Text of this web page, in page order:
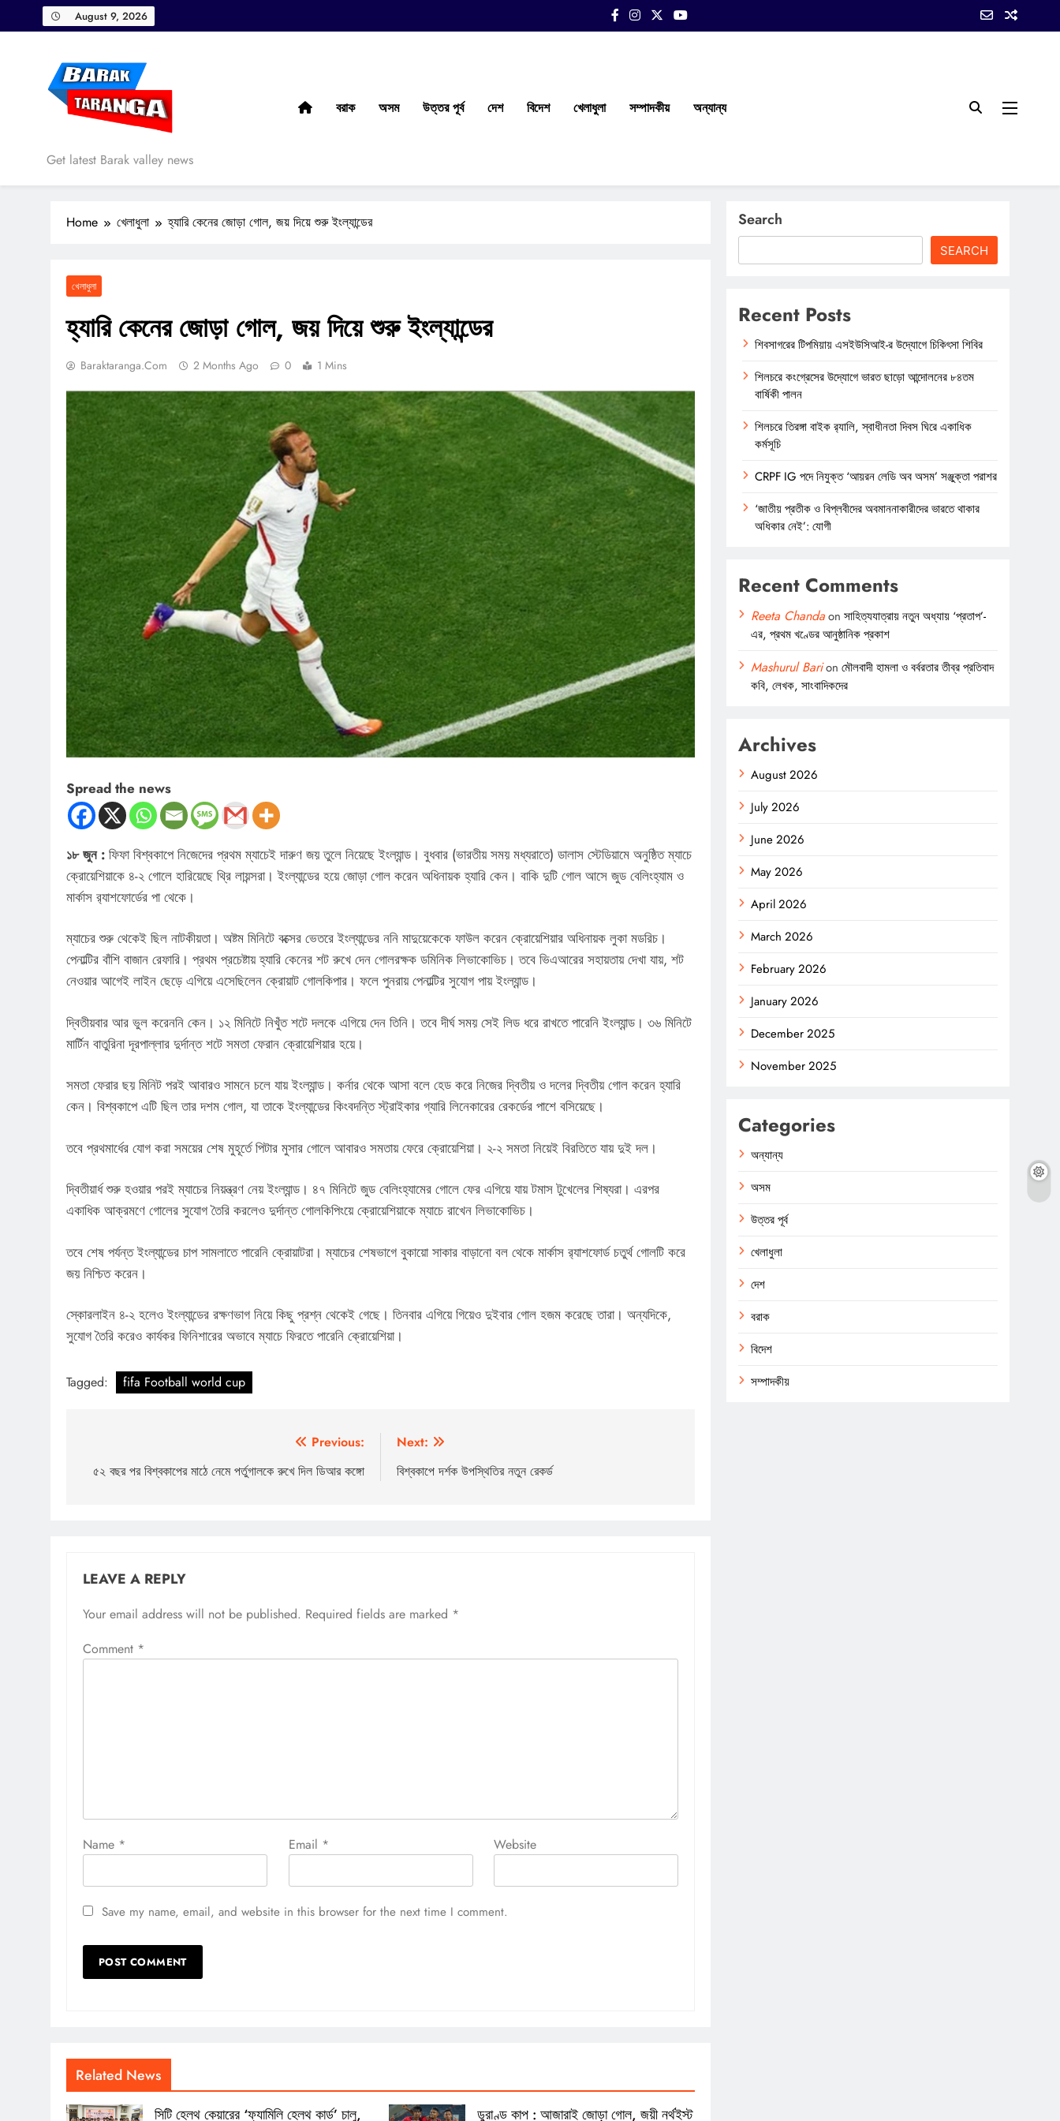
to
August 9, 2026
Barak Taranga
Get latest Barak valley news
বরাক অসম উত্তর পূর্ব দেশ বিদেশ খেলাধুলা সম্পাদকীয় অন্যান্য
Home খেলাধুলা হ্যারি কেনের জোড়া গোল, জয় দিয়ে শুরু ইংল্যান্ডের
খেলাধুলা
হ্যারি কেনের জোড়া গোল, জয় দিয়ে শুরু ইংল্যান্ডের
Baraktaranga.com 2 Months Ago 0 1 Mins
Spread the news
১৮ জুন : ফিফা বিশ্বকাপে নিজেদের প্রথম ম্যাচেই দারুণ জয় তুলে নিয়েছে ইংল্যান্ড। বুধবার (ভারতীয় সময় মধ্যরাতে) ডালাস স্টেডিয়ামে অনুষ্ঠিত ম্যাচে
ক্রোয়েশিয়াকে ৪-২ গোলে হারিয়েছে থ্রি লায়ন্সরা। ইংল্যান্ডের হয়ে জোড়া গোল করেন অধিনায়ক হ্যারি কেন। বাকি দুটি গোল আসে জুড বেলিংহ্যাম ও
মার্কাস র‍্যাশফোর্ডের পা থেকে।
ম্যাচের শুরু থেকেই ছিল নাটকীয়তা। অষ্টম মিনিটে বক্সের ভেতরে ইংল্যান্ডের ননি মাদুয়েকেকে ফাউল করেন ক্রোয়েশিয়ার অধিনায়ক লুকা মডরিচ।
পেনাল্টির বাঁশি বাজান রেফারি। প্রথম প্রচেষ্টায় হ্যারি কেনের শট রুখে দেন গোলরক্ষক ডমিনিক লিভাকোভিচ। তবে ভিএআরের সহায়তায় দেখা যায়, শট
নেওয়ার আগেই লাইন ছেড়ে এগিয়ে এসেছিলেন ক্রোয়াট গোলকিপার। ফলে পুনরায় পেনাল্টির সুযোগ পায় ইংল্যান্ড।
দ্বিতীয়বার আর ভুল করেননি কেন। ১২ মিনিটে নিখুঁত শটে দলকে এগিয়ে দেন তিনি। তবে দীর্ঘ সময় সেই লিড ধরে রাখতে পারেনি ইংল্যান্ড। ৩৬ মিনিটে
মার্টিন বাতুরিনা দূরপাল্লার দুর্দান্ত শটে সমতা ফেরান ক্রোয়েশিয়ার হয়ে।
সমতা ফেরার ছয় মিনিট পরই আবারও সামনে চলে যায় ইংল্যান্ড। কর্নার থেকে আসা বলে হেড করে নিজের দ্বিতীয় ও দলের দ্বিতীয় গোল করেন হ্যারি
কেন। বিশ্বকাপে এটি ছিল তার দশম গোল, যা তাকে ইংল্যান্ডের কিংবদন্তি স্ট্রাইকার গ্যারি লিনেকারের রেকর্ডের পাশে বসিয়েছে।
তবে প্রথমার্ধের যোগ করা সময়ের শেষ মুহূর্তে পিটার মুসার গোলে আবারও সমতায় ফেরে ক্রোয়েশিয়া। ২-২ সমতা নিয়েই বিরতিতে যায় দুই দল।
দ্বিতীয়ার্ধ শুরু হওয়ার পরই ম্যাচের নিয়ন্ত্রণ নেয় ইংল্যান্ড। ৪৭ মিনিটে জুড বেলিংহ্যামের গোলে ফের এগিয়ে যায় টমাস টুখেলের শিষ্যরা। এরপর
একাধিক আক্রমণে গোলের সুযোগ তৈরি করলেও দুর্দান্ত গোলকিপিংয়ে ক্রোয়েশিয়াকে ম্যাচে রাখেন লিভাকোভিচ।
তবে শেষ পর্যন্ত ইংল্যান্ডের চাপ সামলাতে পারেনি ক্রোয়াটরা। ম্যাচের শেষভাগে বুকায়ো সাকার বাড়ানো বল থেকে মার্কাস র‍্যাশফোর্ড চতুর্থ গোলটি করে
জয় নিশ্চিত করেন।
স্কোরলাইন ৪-২ হলেও ইংল্যান্ডের রক্ষণভাগ নিয়ে কিছু প্রশ্ন থেকেই গেছে। তিনবার এগিয়ে গিয়েও দুইবার গোল হজম করেছে তারা। অন্যদিকে,
সুযোগ তৈরি করেও কার্যকর ফিনিশারের অভাবে ম্যাচে ফিরতে পারেনি ক্রোয়েশিয়া।
Tagged: fifa Football world cup
navigation
Previous:
৫২ বছর পর বিশ্বকাপের মাঠে নেমে পর্তুগালকে রুখে দিল ডিআর কঙ্গো
Next:
বিশ্বকাপে দর্শক উপস্থিতির নতুন রেকর্ড
LEAVE A REPLY
Your email address will not be published. Required fields are marked *
Comment *
Name * Email * Website
Save my name, email, and website in this browser for the next time I comment.
Related News
সিটি হেলথ কেয়ারের ‘ফ্যামিলি হেলথ কার্ড’ চালু,
ডুরাণ্ড কাপ : আজারাই জোড়া গোল, জয়ী নর্থইস্ট
Search
SEARCH
Recent Posts
শিবসাগরের টিপমিয়ায় এসইউসিআই-র উদ্যোগে চিকিৎসা শিবির
শিলচরে কংগ্রেসের উদ্যোগে ভারত ছাড়ো আন্দোলনের ৮৪তম
বার্ষিকী পালন
শিলচরে তিরঙ্গা বাইক র‍্যালি, স্বাধীনতা দিবস ঘিরে একাধিক
কর্মসূচি
CRPF IG পদে নিযুক্ত ‘আয়রন লেডি অব অসম’ সঞ্জুক্তা পরাশর
‘জাতীয় প্রতীক ও বিপ্লবীদের অবমাননাকারীদের ভারতে থাকার
অধিকার নেই’: যোগী
Recent Comments
Reeta Chandaonসাহিত্যযাত্রায় নতুন অধ্যায় ‘প্রতাপ’-
এর, প্রথম খণ্ডের আনুষ্ঠানিক প্রকাশ
Mashurul Barionমৌলবাদী হামলা ও বর্বরতার তীব্র প্রতিবাদ
কবি, লেখক, সাংবাদিকদের
Archives
August 2026
July 2026
June 2026
May 2026
April 2026
March 2026
February 2026
January 2026
December 2025
November 2025
Categories
অন্যান্য
অসম
উত্তর পূর্ব
খেলাধুলা
দেশ
বরাক
বিদেশ
সম্পাদকীয়